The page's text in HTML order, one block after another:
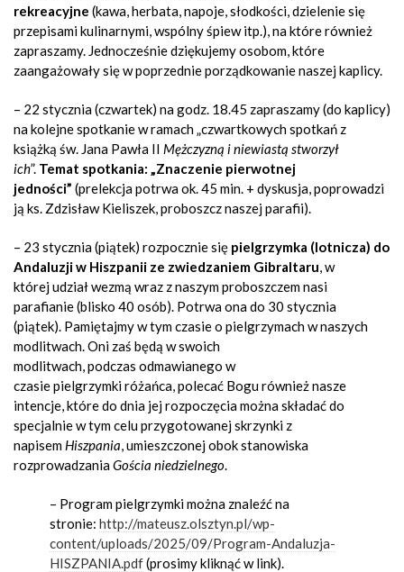
rekreacyjne (kawa, herbata, napoje, słodkości, dzielenie się
przepisami kulinarnymi, wspólny śpiew itp.), na które również
zapraszamy. Jednocześnie dziękujemy osobom, które
zaangażowały się w poprzednie porządkowanie naszej kaplicy.
– 22 stycznia (czwartek) na godz. 18.45 zapraszamy (do kaplicy)
na kolejne spotkanie w ramach „czwartkowych spotkań z
książką św. Jana Pawła II Mężczyzną i niewiastą stworzył
ich”. Temat spotkania: „Znaczenie pierwotnej
jedności” (prelekcja potrwa ok. 45 min. + dyskusja, poprowadzi
ją ks. Zdzisław Kieliszek, proboszcz naszej parafii).
– 23 stycznia (piątek) rozpocznie się pielgrzymka (lotnicza) do
Andaluzji w Hiszpanii ze zwiedzaniem Gibraltaru, w
której udział wezmą wraz z naszym proboszczem nasi
parafianie (blisko 40 osób). Potrwa ona do 30 stycznia
(piątek). Pamiętajmy w tym czasie o pielgrzymach w naszych
modlitwach. Oni zaś będą w swoich
modlitwach, podczas odmawianego w
czasie pielgrzymki różańca, polecać Bogu również nasze
intencje, które do dnia jej rozpoczęcia można składać do
specjalnie w tym celu przygotowanej skrzynki z
napisem Hiszpania, umieszczonej obok stanowiska
rozprowadzaniaGościa niedzielnego.
– Program pielgrzymki można znaleźć na
stronie: http://mateusz.olsztyn.pl/wp-
content/uploads/2025/09/Program-Andaluzja-
HISZPANIA.pdf(prosimy kliknąć w link).